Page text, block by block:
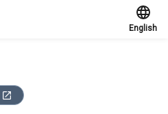
English